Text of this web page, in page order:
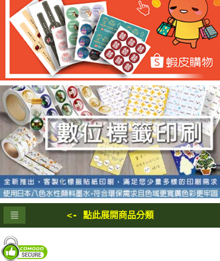
<- 點此展開商品分類